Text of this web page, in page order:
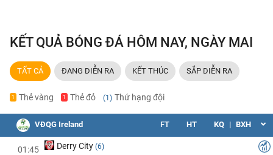
KẾT QUẢ BÓNG ĐÁ HÔM NAY, NGÀY MAI
TẤT CẢ ĐANG DIỄN RA KẾT THÚC SẮP DIỄN RA
1 Thẻ vàng 1 Thẻ đỏ (1) Thứ hạng đội
VĐQG Ireland FT HT KQ | BXH
01:45
Derry City (6)